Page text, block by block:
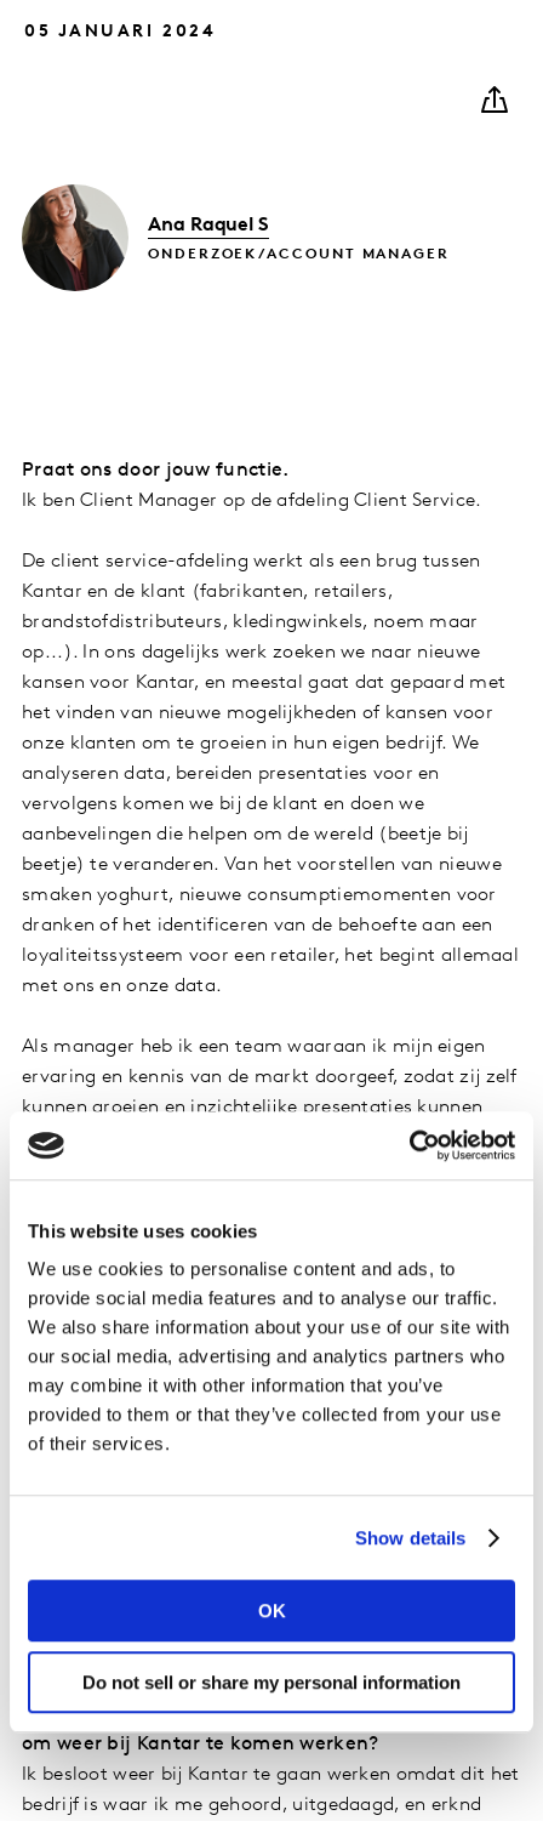
This website uses cookies
We use cookies to personalise content and ads, to
provide social media features and to analyse our traffic.
We also share information about your use of our site with
our social media, advertising and analytics partners who
may combine it with other information that you’ve
provided to them or that they’ve collected from your use
of their services.
Show details
OK
Do not sell or share my personal information
05 JANUARI 2024
Ana Raquel S
ONDERZOEK/ACCOUNT MANAGER
Praat ons door jouw functie.
Ik ben Client Manager op de afdeling Client Service.
De client service-afdeling werkt als een brug tussen
Kantar en de klant (fabrikanten, retailers,
brandstofdistributeurs, kledingwinkels, noem maar
op...). In ons dagelijks werk zoeken we naar nieuwe
kansen voor Kantar, en meestal gaat dat gepaard met
het vinden van nieuwe mogelijkheden of kansen voor
onze klanten om te groeien in hun eigen bedrijf. We
analyseren data, bereiden presentaties voor en
vervolgens komen we bij de klant en doen we
aanbevelingen die helpen om de wereld (beetje bij
beetje) te veranderen. Van het voorstellen van nieuwe
smaken yoghurt, nieuwe consumptiemomenten voor
dranken of het identificeren van de behoefte aan een
loyaliteitssysteem voor een retailer, het begint allemaal
met ons en onze data.
Als manager heb ik een team waaraan ik mijn eigen
ervaring en kennis van de markt doorgeef, zodat zij zelf
kunnen groeien en inzichtelijke presentaties kunnen
geven aan onze klanten, en daarmee verder kunnen
Wat zou mensen verrassen over jouw functie?
Je zou denken dat Client Services een 100%
commerciële rol is, maar het is veel meer dan dat.
Tussen het zijn van een data- analist, een goede
communicator en presentator, en een effectieve
onderhandelaar, komt het commerciële gedeelte bijna
vanzelf. Als je vaststelt dat de klant een kans heeft om
te groeien, kun je altijd de beste studie of informatie
aanvullende informatie en data om hen te helpen zo'n
kans te begrijpen. Het is ook cruciaal dat je alles in het
kunnen zijn, zodat we bijna een speciaal Kantar-bedrijf
worden.
Waarom besloot je, nadat je Kantar had verlaten,
om weer bij Kantar te komen werken?
Ik besloot weer bij Kantar te gaan werken omdat dit het
bedrijf is waar ik me gehoord, uitgedaagd, en erknd